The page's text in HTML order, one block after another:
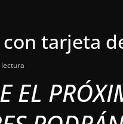
tarjeta
EL